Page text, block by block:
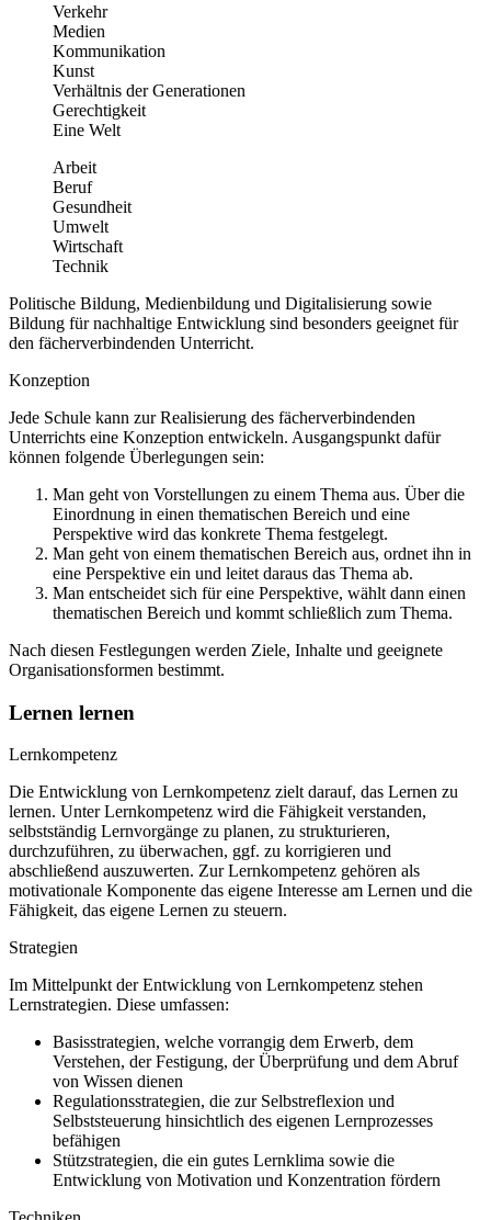
Verkehr
Medien
Kommunikation
Kunst
Verhältnis der Generationen
Gerechtigkeit
Eine Welt
Arbeit
Beruf
Gesundheit
Umwelt
Wirtschaft
Technik
Politische Bildung, Medienbildung und Digitalisierung sowie
Bildung für nachhaltige Entwicklung sind besonders geeignet für
den fächerverbindenden Unterricht.
Konzeption
Jede Schule kann zur Realisierung des fächerverbindenden
Unterrichts eine Konzeption entwickeln. Ausgangspunkt dafür
können folgende Überlegungen sein:
Man geht von Vorstellungen zu einem Thema aus. Über die
Einordnung in einen thematischen Bereich und eine
Perspektive wird das konkrete Thema festgelegt.
Man geht von einem thematischen Bereich aus, ordnet ihn in
eine Perspektive ein und leitet daraus das Thema ab.
Man entscheidet sich für eine Perspektive, wählt dann einen
thematischen Bereich und kommt schließlich zum Thema.
Nach diesen Festlegungen werden Ziele, Inhalte und geeignete
Organisationsformen bestimmt.
Lernen lernen
Lernkompetenz
Die Entwicklung von Lernkompetenz zielt darauf, das Lernen zu
lernen. Unter Lernkompetenz wird die Fähigkeit verstanden,
selbstständig Lernvorgänge zu planen, zu strukturieren,
durchzuführen, zu überwachen, ggf. zu korrigieren und
abschließend auszuwerten. Zur Lernkompetenz gehören als
motivationale Komponente das eigene Interesse am Lernen und die
Fähigkeit, das eigene Lernen zu steuern.
Strategien
Im Mittelpunkt der Entwicklung von Lernkompetenz stehen
Lernstrategien. Diese umfassen:
Basisstrategien, welche vorrangig dem Erwerb, dem
Verstehen, der Festigung, der Überprüfung und dem Abruf
von Wissen dienen
Regulationsstrategien, die zur Selbstreflexion und
Selbststeuerung hinsichtlich des eigenen Lernprozesses
befähigen
Stützstrategien, die ein gutes Lernklima sowie die
Entwicklung von Motivation und Konzentration fördern